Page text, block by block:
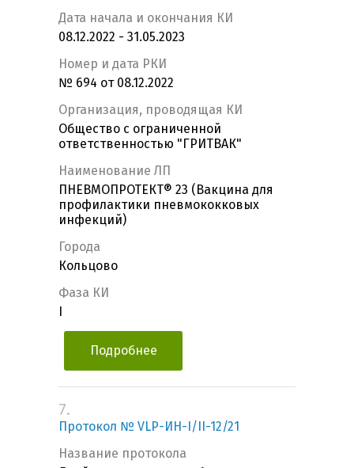
Дата начала и окончания КИ
08.12.2022 - 31.05.2023
Номер и дата РКИ
№ 694 от 08.12.2022
Организация, проводящая КИ
Общество с ограниченной
ответственностью "ГРИТВАК"
Наименование ЛП
ПНЕВМОПРОТЕКТ® 23 (Вакцина для
профилактики пневмококковых
инфекций)
Города
Кольцово
Фаза КИ
Подробнее
7.
Протокол № VLP-ИН-I/II-12/21
Название протокола